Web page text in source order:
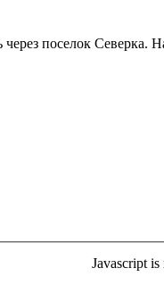
через поселок
Javascript